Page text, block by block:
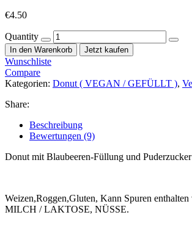
€4.50
Quantity
In den Warenkorb Jetzt kaufen
Wunschliste
Compare
Kategorien: Donut ( VEGAN / GEFÜLLT ),
Share:
Beschreibung
Bewertungen (9)
Donut mit Blaubeeren-Füllung und Puderzucker
Weizen,Roggen,Gluten, Kann Spuren
MILCH / LAKTOSE, NÜSSE.